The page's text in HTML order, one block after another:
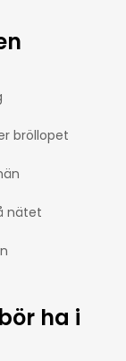
bröllopet
nätet
ha i